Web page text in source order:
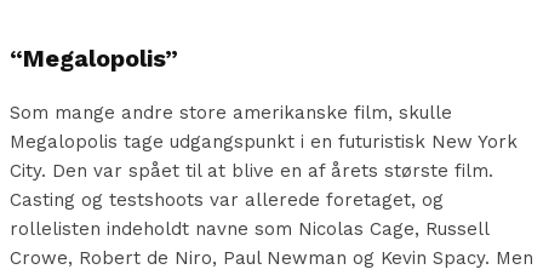
“Megalopolis”
Som mange andre store amerikanske film, skulle
Megalopolis tage udgangspunkt i en futuristisk New York
City. Den var spået til at blive en af årets største film.
Casting og testshoots var allerede foretaget, og
rollelisten indeholdt navne som Nicolas Cage, Russell
Crowe, Robert de Niro, Paul Newman og Kevin Spacy. Men